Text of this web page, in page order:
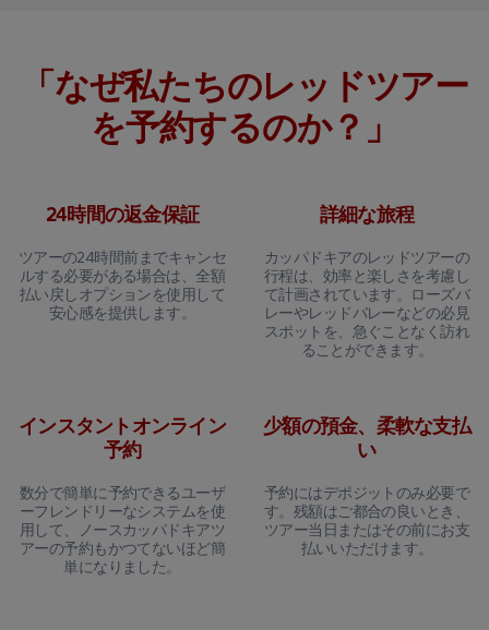
「なぜ私たちのレッドツアー
を予約するのか？」
24時間の返金保証
ツアーの24時間前までキャンセ
ルする必要がある場合は、全額
払い戻しオプションを使用して
安心感を提供します。
詳細な旅程
カッパドキアのレッドツアーの
行程は、効率と楽しさを考慮し
て計画されています。ローズバ
レーやレッドバレーなどの必見
スポットを、急ぐことなく訪れ
ることができます。
インスタントオンライン
予約
数分で簡単に予約できるユーザ
ーフレンドリーなシステムを使
用して、ノースカッパドキアツ
アーの予約もかつてないほど簡
単になりました。
少額の預金、柔軟な支払
い
予約にはデポジットのみ必要で
す。残額はご都合の良いとき、
ツアー当日またはその前にお支
払いいただけます。